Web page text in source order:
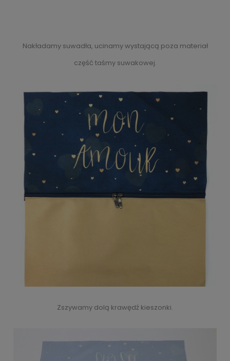
Nakładamy suwadła, ucinamy wystającą poza materiał
część taśmy suwakowej.
Zszywamy dolą krawędź kieszonki.